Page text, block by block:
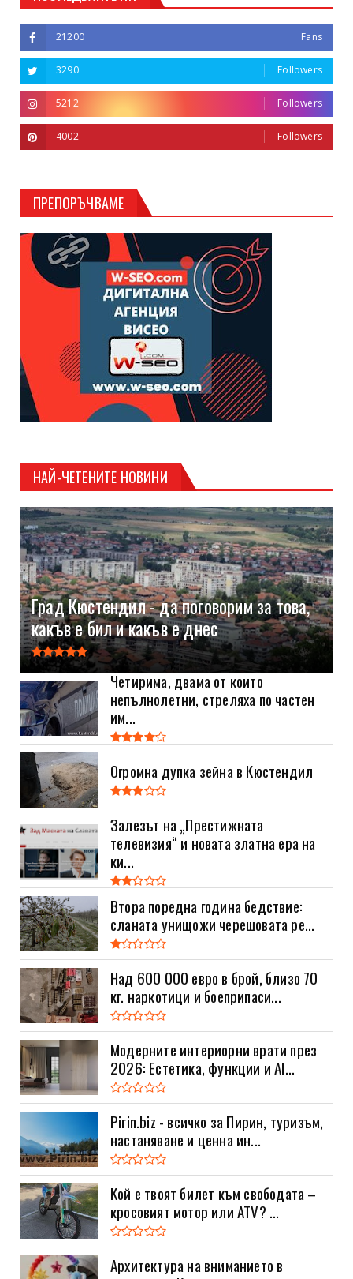
21200 Fans
3290 Followers
5212 Followers
4002 Followers
ПРЕПОРЪЧВАМЕ
НАЙ-ЧЕТЕНИТЕ НОВИНИ
Град Кюстендил - да поговорим за това,
какъв е бил и какъв е днес
Четирима, двама от които
непълнолетни, стреляха по частен
им...
Огромна дупка зейна в Кюстендил
Залезът на „Престижната
телевизия“ и новата златна ера на
ки...
Втора поредна година бедствие:
сланата унищожи черешовата ре...
Над 600 000 евро в брой, близо 70
кг. наркотици и боеприпаси...
Модерните интериорни врати през
2026: Естетика, функции и AI...
Pirin.biz - всичко за Пирин, туризъм,
настаняване и ценна ин...
Кой е твоят билет към свободата –
кросовият мотор или ATV? ...
Архитектура на вниманието в